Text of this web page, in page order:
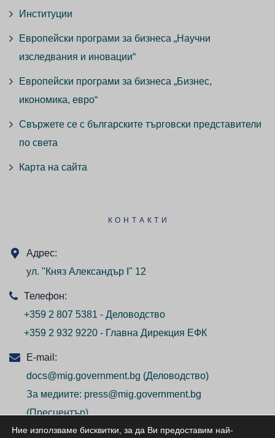
Институции
Европейски програми за бизнеса „Научни
изследвания и иновации“
Европейски програми за бизнеса „Бизнес,
икономика, евро“
Свържете се с българските търговски представители
по света
Карта на сайта
КОНТАКТИ
Адрес:
ул. "Княз Александър I" 12
Телефон:
+359 2 807 5381 - Деловодство
+359 2 932 9220 - Главна Дирекция ЕФК
E-mail:
docs@mig.government.bg (Деловодство)
За медиите: press@mig.government.bg
(Пресцентър)
Ние използваме бисквитки, за да Ви предоставим най-